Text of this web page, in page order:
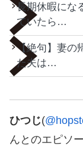
長期休暇にな
ていたら…
【絶句】妻の
た夫は…
ひつじ(
んとのエピソ